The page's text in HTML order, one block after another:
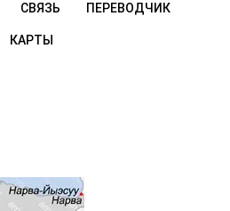
СВЯЗЬ ПЕРЕВОДЧИК
КАРТЫ